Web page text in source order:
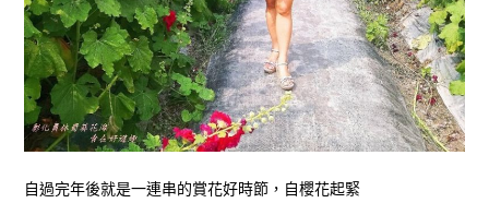
自過完年後就是一連串的賞花好時節，自櫻花起緊